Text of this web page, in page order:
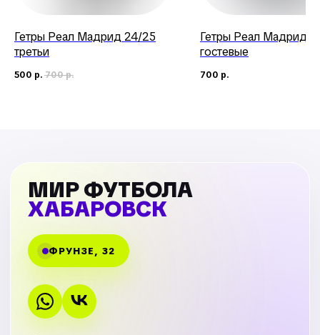
Гетры Реал Мадрид 24/25
третьи
500 р. 700р.
Гетры Реал Мадрид
гостевые
700 р.
МИР ФУТБОЛА
ХАБАРОВСК
ФРУНЗЕ, 32